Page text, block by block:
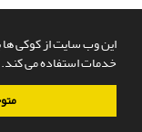
این وب سایت از کوکی ها
خدمات استفاده می کند.
سامانه مدیریت